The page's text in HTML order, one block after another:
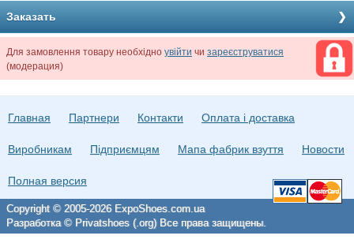
Заказать
Для замовлення товару необхідно увійти чи зареєструватися
(модерация)
Главная Партнери Контакти Оплата і доставка
Виробникам Підприємцям Мапа фабрик взуття Новости
Полная версия
Copyright © 2005-2026 ExpoShoes.com.ua
Разработка © Privatshoes (.org) Все права защищены.